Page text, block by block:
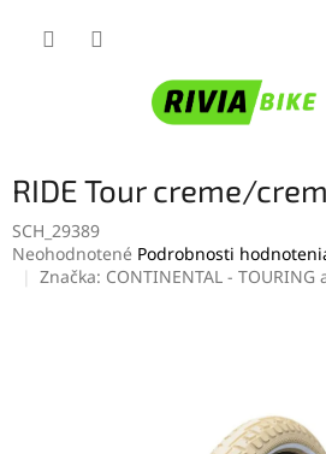
RIDE Tour creme/
SCH_29389
Priemerné
hodnotenie
Neohodnotené Podrobnosti
Značka: CONTINENTAL - TOURING